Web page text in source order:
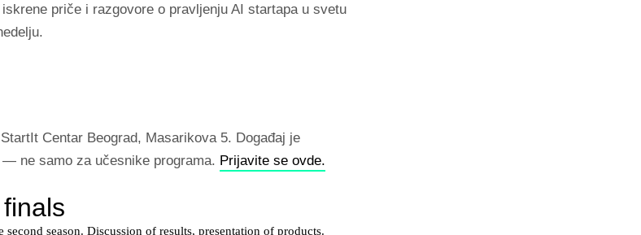
priče i razgovore o pravljenju AI startapa u svetu
Centar Beograd, Masarikova 5. Događaj je
ne samo za učesnike programa. Prijavite se ovde.